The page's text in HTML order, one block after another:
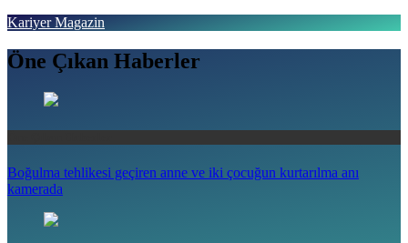
Skip
content
Kariyer Magazin
Haberin doğru adresi
Öne Çıkan Haberler
Boğulma tehlikesi geçiren anne ve iki çocuğun kurtarılma anı
kamerada